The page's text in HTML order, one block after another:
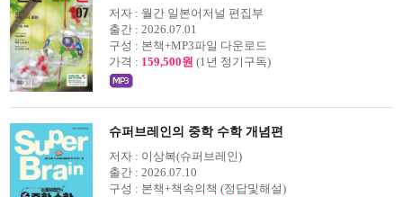
저자 : 월간 일본어저널 편집부
출간 : 2026.07.01
구성 : 본책+MP3파일 다운로드
가격 : 159,500원 (1년 정기구독)
슈퍼브레인의 중학 수학 개념편
저자 : 이상복(슈퍼브레인)
출간 : 2026.07.10
구성 : 본책+책속의책 (정답및해설)